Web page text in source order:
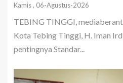
Kamis , 06-Agustus-2026
TEBING TINGGI,
Kota Tebing Tinggi, H. Iman
pentingnya Standar...